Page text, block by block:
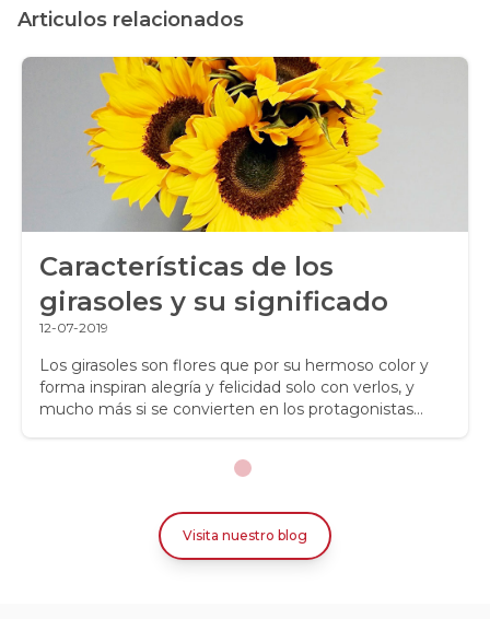
Articulos relacionados
Características de los
girasoles y su significado
12-07-2019
Los girasoles son flores que por su hermoso color y
forma inspiran alegría y felicidad solo con verlos, y
mucho más si se convierten en los protagonistas
Visita nuestro blog